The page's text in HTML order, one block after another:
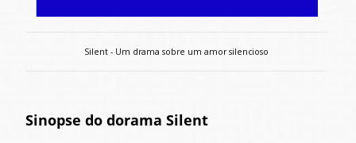
Silent - Um drama sobre um amor silencioso
Sinopse do dorama Silent